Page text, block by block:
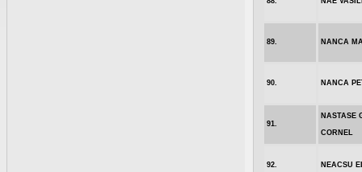
89. NANCA
90. NANCA
91.
NASTASE
CORNEL
92. NEACSU